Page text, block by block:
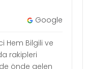
Google
Hem Bilgili ve
rakipleri
önde gelen